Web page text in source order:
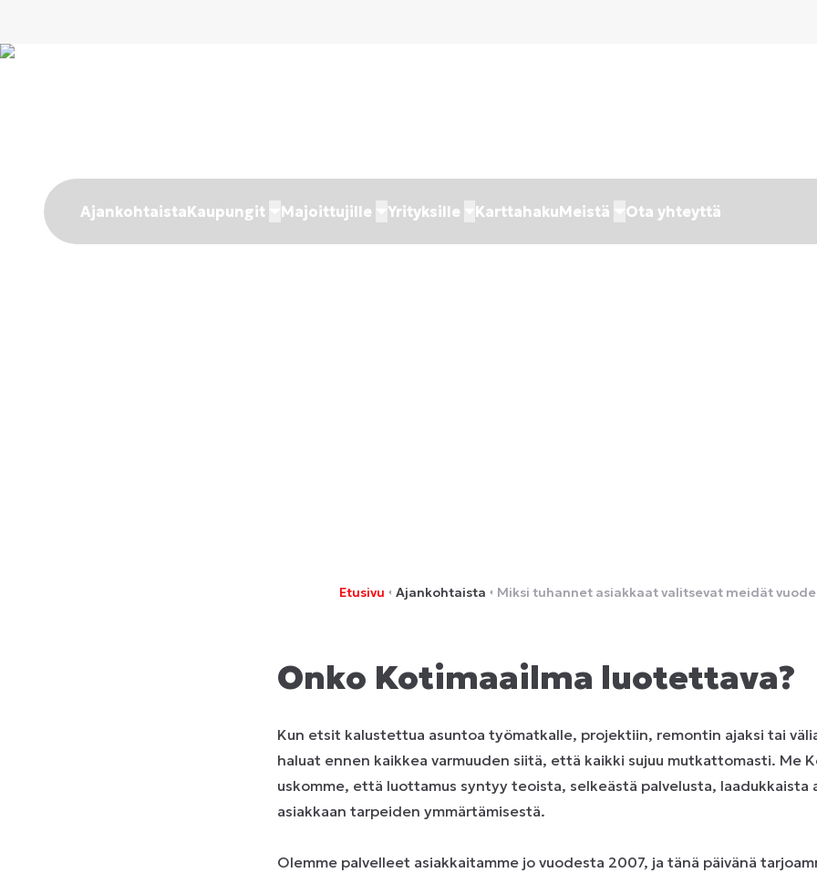
AjankohtaistaKaupungit Majoittujille Yrityksille KarttahakuMeistä Ota yhteyttä
Etusivu Ajankohtaista Miksi tuhannet asiakkaat valitsevat meidät
Onko Kotimaailma luotettava?
Kun etsit kalustettua asuntoa työmatkalle, projektiin, remontin ajaksi tai
haluat ennen kaikkea varmuuden siitä, että kaikki sujuu mutkattomasti. Me
uskomme, että luottamus syntyy teoista, selkeästä palvelusta, laadukkaista
asiakkaan tarpeiden ymmärtämisestä.
Olemme palvelleet asiakkaitamme jo vuodesta 2007, ja tänä päivänä